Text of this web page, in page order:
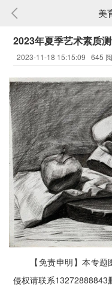
美
2023年夏季艺术素质
2023-11-18 15:15:09645
【免责申明】本专
侵权请联系13272888843